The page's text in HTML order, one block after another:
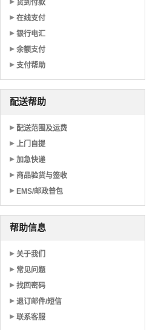
货到付款
在线支付
银行电汇
余额支付
支付帮助
配送帮助
配送范围及运费
上门自提
加急快递
商品验货与签收
EMS/邮政普包
帮助信息
关于我们
常见问题
找回密码
退订邮件/短信
联系客服